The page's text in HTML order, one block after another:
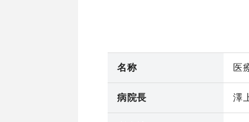
名称 医
病院長 澤